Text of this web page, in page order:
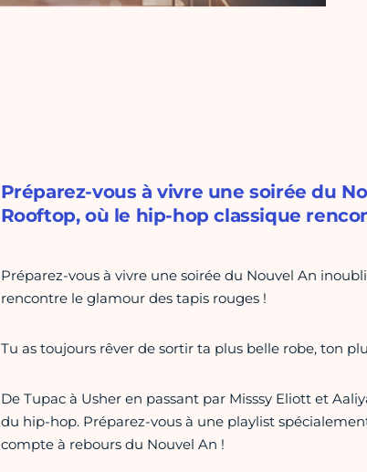
Préparez-vous à vivre une soirée du
Rooftop, où le hip-hop classique
Préparez-vous à vivre une soirée du Nouvel An
rencontre le glamour des tapis rouges !
Tu as toujours rêver de sortir ta plus belle robe, ton
De Tupac à Usher en passant par Misssy Eliott et
du hip-hop. Préparez-vous à une playlist
compte à rebours du Nouvel An !